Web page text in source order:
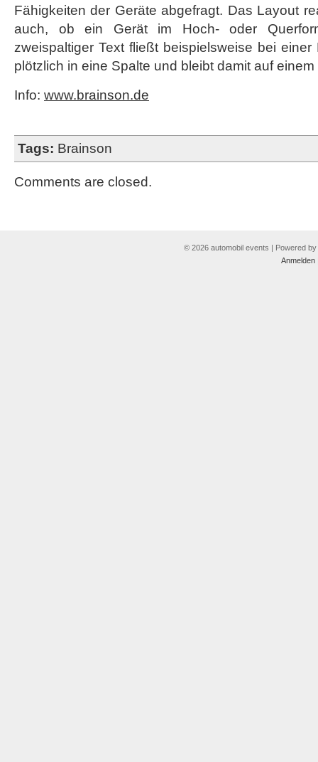
Fähigkeiten der Geräte abgefragt. Das Layout
auch, ob ein Gerät im Hoch- oder
zweispaltiger Text fließt beispielsweise bei
plötzlich in eine Spalte und bleibt damit auf
Info: www.brainson.de
Tags: Brainson
Comments are closed.
© 2026 automobil events | Powered by
Anmelden|